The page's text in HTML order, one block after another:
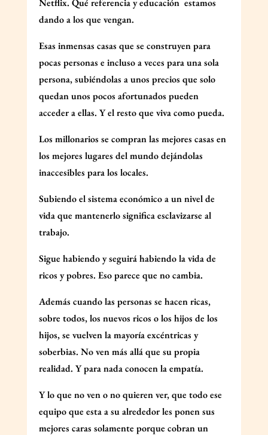
Netflix. Qué referencia y educación estamos
dando a los que vengan.
Esas inmensas casas que se construyen para
pocas personas e incluso a veces para una sola
persona, subiéndolas a unos precios que solo
quedan unos pocos afortunados pueden
acceder a ellas. Y el resto que viva como pueda.
Los millonarios se compran las mejores casas en
los mejores lugares del mundo dejándolas
inaccesibles para los locales.
Subiendo el sistema económico a un nivel de
vida que mantenerlo significa esclavizarse al
trabajo.
Sigue habiendo y seguirá habiendo la vida de
ricos y pobres. Eso parece que no cambia.
Además cuando las personas se hacen ricas,
sobre todos, los nuevos ricos o los hijos de los
hijos, se vuelven la mayoría excéntricas y
soberbias. No ven más allá que su propia
realidad. Y para nada conocen la empatía.
Y lo que no ven o no quieren ver, que todo ese
equipo que esta a su alrededor les ponen sus
mejores caras solamente porque cobran un